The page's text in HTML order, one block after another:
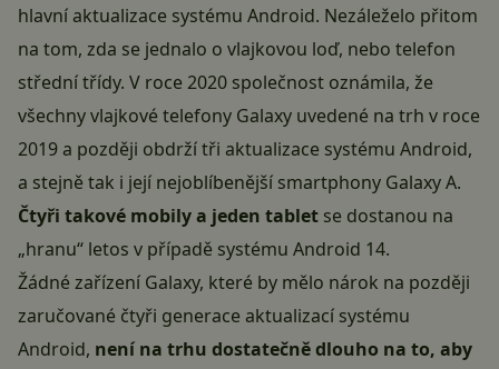
hlavní aktualizace systému Android. Nezáleželo přitom
na tom, zda se jednalo o vlajkovou loď, nebo telefon
střední třídy. V roce 2020 společnost oznámila, že
všechny vlajkové telefony Galaxy uvedené na trh v roce
2019 a později obdrží tři aktualizace systému Android,
a stejně tak i její nejoblíbenější smartphony Galaxy A.
Čtyři takové mobily a jeden tablet se dostanou na
„hranu“ letos v případě systému Android 14.
Žádné zařízení Galaxy, které by mělo nárok na později
zaručované čtyři generace aktualizací systému
Android, není na trhu dostatečně dlouho na to, aby